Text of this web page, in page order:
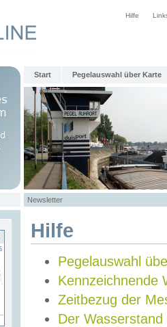
Hilfe
Start Pegelauswahl über Karte
Newsletter
Hilfe
Pegelauswahl
Kennzeichnende
Zeitbezug der
Der Wasserstand